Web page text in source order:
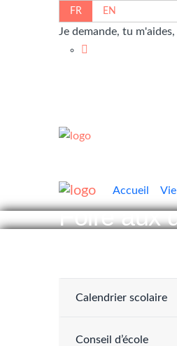
FR EN
Je demande, tu
Accueil
Foire aux
Calendrier scolaire
Conseil d’école